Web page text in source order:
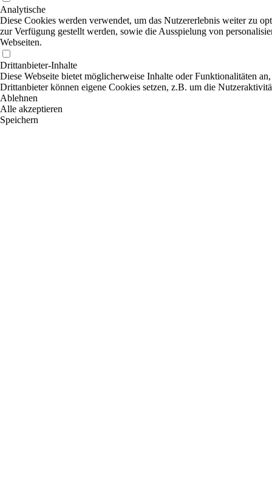
Analytische
Diese Cookies werden verwendet, um das Nutzererlebnis weiter zu
zur Verfügung gestellt werden, sowie die Ausspielung von
Webseiten.
Drittanbieter-Inhalte
Diese Webseite bietet möglicherweise Inhalte oder Funktionalitäten
Drittanbieter können eigene Cookies setzen, z.B. um die
Ablehnen
Alle akzeptieren
Speichern